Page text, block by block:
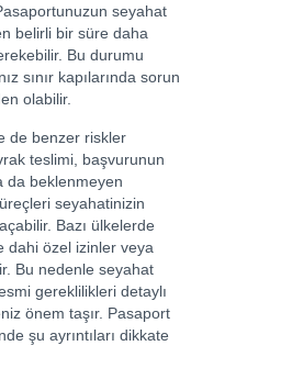
seyahat
belirli bir süre daha
Bu durumu
sınır kapılarında sorun
olabilir.
de benzer riskler
teslimi, başvurunun
da beklenmeyen
seyahatinizin
Bazı ülkelerde
dahi özel izinler veya
Bu nedenle seyahat
gereklilikleri detaylı
önem taşır. Pasaport
şu ayrıntıları dikkate